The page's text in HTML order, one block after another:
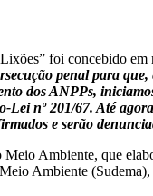
foi concebido
penal para
dos ANPPs,
nº 201/67. Até
e serão
Ambiente, que
Ambiente